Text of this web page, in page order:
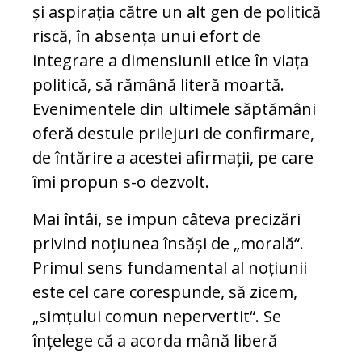
și aspirația către un alt gen de politică
riscă, în absența unui efort de
integrare a di­mensiunii etice în viața
politică, să ră­mână literă moartă.
Evenimentele din ul­timele săptămâni
oferă destule prilejuri de confirmare,
de întărire a acestei afirmații, pe care
îmi propun s-o dezvolt.
Mai întâi, se impun câteva precizări
pri­vind noțiunea însăși de „morală“.
Primul sens fundamental al noțiunii
este cel care corespunde, să zicem,
„simțului comun nepervertit“. Se
înțelege că a acorda mână liberă